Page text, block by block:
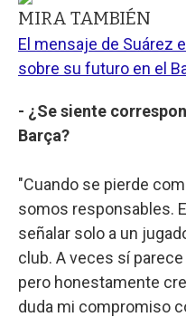
MIRA TAMBIÉN
El mensaje de Suárez
sobre su futuro en el
- ¿Se siente
Barça?
"Cuando se pierde
somos responsables.
señalar solo a un
club. A veces sí
pero honestamente
duda mi compromiso